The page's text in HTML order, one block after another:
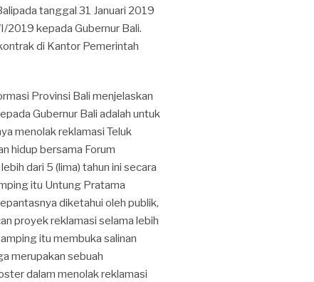
tanggal 31 Januari 2019
kepada Gubernur Bali.
di Kantor Pemerintah
Provinsi Bali menjelaskan
Gubernur Bali adalah untuk
menolak reklamasi Teluk
hidup bersama Forum
dari 5 (lima) tahun ini secara
itu Untung Pratama
diketahui oleh publik,
proyek reklamasi selama lebih
itu membuka salinan
merupakan sebuah
dalam menolak reklamasi